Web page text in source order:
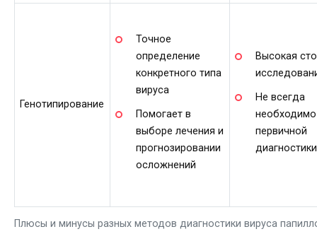
Плюсы и минусы разных методов диагностики вируса
Генотипирование
Точное
определение
конкретного типа
вируса
Помогает в
выборе лечения и
прогнозировании
осложнений
Высокая
Не всегда
первичной
диагностики